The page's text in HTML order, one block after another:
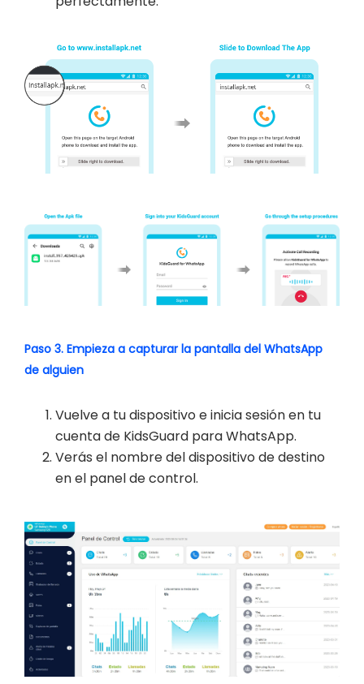
Paso 3. Empieza a capturar la pantalla del WhatsApp
de alguien
Vuelve a tu dispositivo e inicia sesión en tu
cuenta de KidsGuard para WhatsApp.
Verás el nombre del dispositivo de destino
en el panel de control.